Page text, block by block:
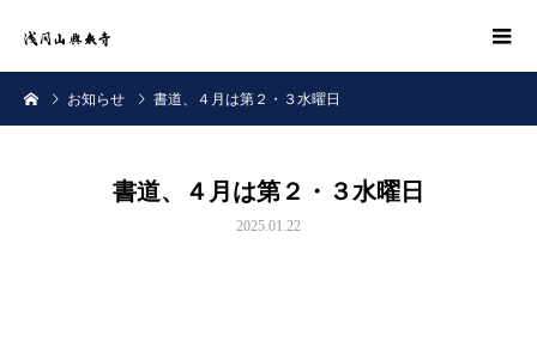
お知らせ 書道、４月は第２・３水曜日
書道、４月は第２・３水曜日
2025.01.22